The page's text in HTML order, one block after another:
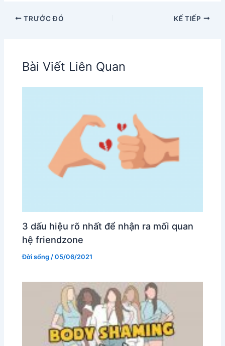
TRƯỚC ĐÓ KẾ TIẾP
Bài Viết Liên Quan
3 dấu hiệu rõ nhất để nhận ra mối quan
hệ friendzone
Đời sống /05/06/2021